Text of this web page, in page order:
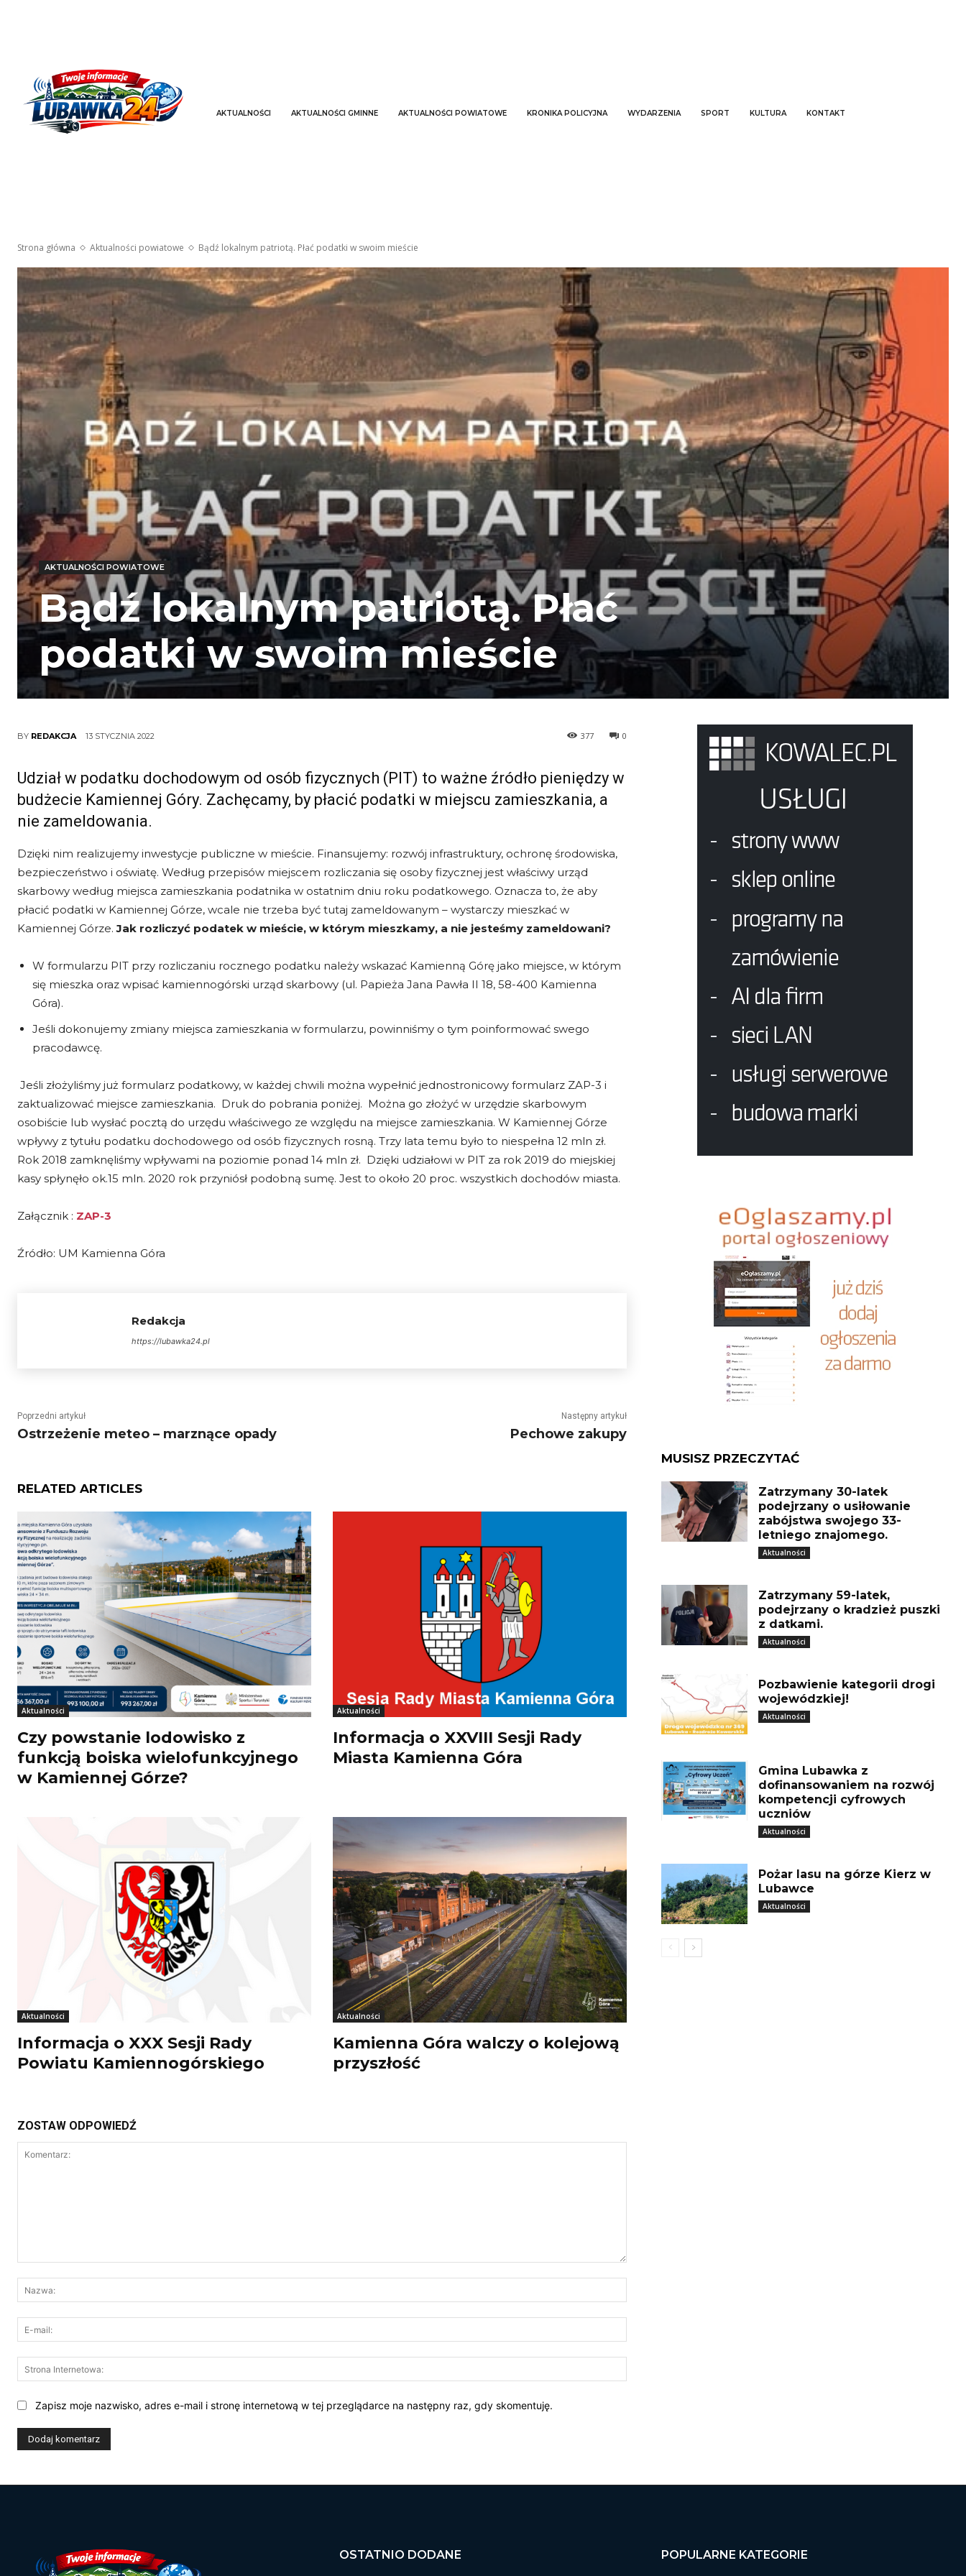
AKTUALNOŚCI AKTUALNOŚCI GMINNE AKTUALNOŚCI POWIATOWE KRONIKA POLICYJNA WYDARZENIA SPORT KULTURA KONTAKT
Strona główna Aktualności powiatowe Bądź lokalnym patriotą. Płać podatki w swoim mieście
AKTUALNOŚCI POWIATOWE
Bądź lokalnym patriotą. Płać
podatki w swoim mieście
BY REDAKCJA 13 STYCZNIA 2022 0
377
Udział w podatku dochodowym od osób fizycznych (PIT) to ważne źródło pieniędzy w
budżecie Kamiennej Góry. Zachęcamy, by płacić podatki w miejscu zamieszkania, a
nie zameldowania.
Dzięki nim realizujemy inwestycje publiczne w mieście. Finansujemy: rozwój infrastruktury, ochronę środowiska,
bezpieczeństwo i oświatę. Według przepisów miejscem rozliczania się osoby fizycznej jest właściwy urząd
skarbowy według miejsca zamieszkania podatnika w ostatnim dniu roku podatkowego. Oznacza to, że aby
płacić podatki w Kamiennej Górze, wcale nie trzeba być tutaj zameldowanym – wystarczy mieszkać w
Kamiennej Górze.Jak rozliczyć podatek w mieście, w którym mieszkamy, a nie jesteśmy zameldowani?
W formularzu PIT przy rozliczaniu rocznego podatku należy wskazać Kamienną Górę jako miejsce, w którym
się mieszka oraz wpisać kamiennogórski urząd skarbowy (ul. Papieża Jana Pawła II 18, 58-400 Kamienna
Góra).
Jeśli dokonujemy zmiany miejsca zamieszkania w formularzu, powinniśmy o tym poinformować swego
pracodawcę.
Jeśli złożyliśmy już formularz podatkowy, w każdej chwili można wypełnić jednostronicowy formularz ZAP-3 i
zaktualizować miejsce zamieszkania. Druk do pobrania poniżej. Można go złożyć w urzędzie skarbowym
osobiście lub wysłać pocztą do urzędu właściwego ze względu na miejsce zamieszkania. W Kamiennej Górze
wpływy z tytułu podatku dochodowego od osób fizycznych rosną. Trzy lata temu było to niespełna 12 mln zł.
Rok 2018 zamknęliśmy wpływami na poziomie ponad 14 mln zł. Dzięki udziałowi w PIT za rok 2019 do miejskiej
kasy spłynęło ok.15 mln. 2020 rok przyniósł podobną sumę. Jest to około 20 proc. wszystkich dochodów miasta.
Załącznik : ZAP-3
Źródło: UM Kamienna Góra
Redakcja
https://lubawka24.pl
Poprzedni artykuł
Ostrzeżenie meteo – marznące opady
Następny artykuł
Pechowe zakupy
RELATED ARTICLES
Aktualności
Czy powstanie lodowisko z
funkcją boiska wielofunkcyjnego
w Kamiennej Górze?
Aktualności
Informacja o XXVIII Sesji Rady
Miasta Kamienna Góra
Aktualności
Informacja o XXX Sesji Rady
Powiatu Kamiennogórskiego
Aktualności
Kamienna Góra walczy o kolejową
przyszłość
ZOSTAW ODPOWIEDŹ
mail:
Internetowa:
Zapisz moje nazwisko, adres e-mail i stronę internetową w tej przeglądarce na następny raz, gdy skomentuję.
MUSISZ PRZECZYTAĆ
Zatrzymany 30-latek
podejrzany o usiłowanie
zabójstwa swojego 33-
letniego znajomego.
Aktualności
Zatrzymany 59-latek,
podejrzany o kradzież puszki
z datkami.
Aktualności
Pozbawienie kategorii drogi
wojewódzkiej!
Aktualności
Gmina Lubawka z
dofinansowaniem na rozwój
kompetencji cyfrowych
uczniów
Aktualności
Pożar lasu na górze Kierz w
Lubawce
Aktualności
OSTATNIO DODANE POPULARNE KATEGORIE